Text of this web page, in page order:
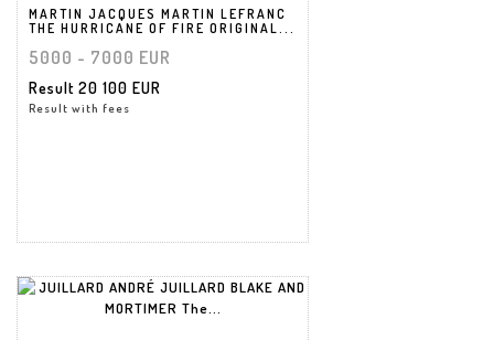
MARTIN JACQUES MARTIN LEFRANC
THE HURRICANE OF FIRE ORIGINAL...
5000 - 7000 EUR
Result 20 100 EUR
Result with fees